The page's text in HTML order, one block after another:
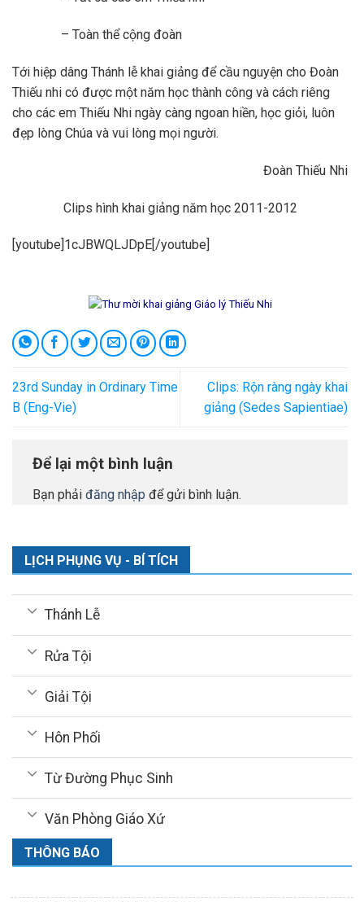
– Toàn thể cộng đoàn
Tới hiệp dâng Thánh lễ khai giảng để cầu nguyện cho Đoàn
Thiếu nhi có được một năm học thành công và cách riêng
cho các em Thiếu Nhi ngày càng ngoan hiền, học giỏi, luôn
đẹp lòng Chúa và vui lòng mọi người.
Đoàn Thiếu Nhi
Clips hình khai giảng năm học 2011-2012
[youtube]1cJBWQLJDpE[/youtube]
23rd Sunday in Ordinary Time
B (Eng-Vie)
Clips: Rộn ràng ngày khai
giảng (Sedes Sapientiae)
Để lại một bình luận
Bạn phải đăng nhập để gửi bình luận.
LỊCH PHỤNG VỤ - BÍ TÍCH
Thánh Lễ
Rửa Tội
Giải Tội
Hôn Phối
Từ Đường Phục Sinh
Văn Phòng Giáo Xứ
THÔNG BÁO